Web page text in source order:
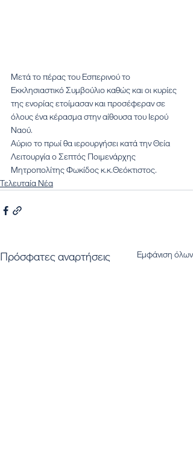
Μετά το πέρας του Εσπερινού το
Εκκλησιαστικό Συμβούλιο καθώς και οι κυρίες
της ενορίας ετοίμασαν και προσέφεραν σε
όλους ένα κέρασμα στην αίθουσα του Ιερού
Ναού.
Αύριο το πρωί θα ιερουργήσει κατά την Θεία
Λειτουργία ο Σεπτός Ποιμενάρχης
Μητροπολίτης Φωκίδος κ.κ.Θεόκτιστος.
Τελευταία Νέα
Πρόσφατες αναρτήσεις Εμφάνιση όλων